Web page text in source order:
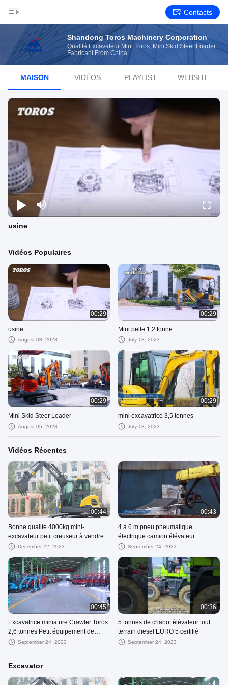
Contacts
Shandong Toros Machinery Corporation
Qualité Excavateur Mini Toros, Mini Skid Steer Loader
Fabricant From China
MAISON VIDÉOS PLAYLIST WEBSITE
usine
Vidéos Populaires
00:29
usine
August 03, 2023
00:29
Mini pelle 1,2 tonne
July 13, 2023
00:29
Mini Skid Steer Loader
August 05, 2023
00:29
mini excavatrice 3,5 tonnes
July 13, 2023
Vidéos Récentes
00:44
Bonne qualité 4000kg mini-
excavateur petit creuseur à vendre
December 22, 2023
00:43
4 à 6 m pneu pneumatique
électrique camion élévateur
élévateur électrique contrepoids
September 24, 2023
00:45
Excavatrice miniature Crawler Toros
2,6 tonnes Petit équipement de
creusement pour la réparation de
September 24, 2023
00:36
5 tonnes de chariot élévateur tout
terrain diesel EURO 5 certifié
September 24, 2023
Excavator